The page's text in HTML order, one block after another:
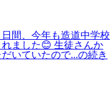
間、今年も造道中学校
ました😊 生徒さんか
いていたので...の続き